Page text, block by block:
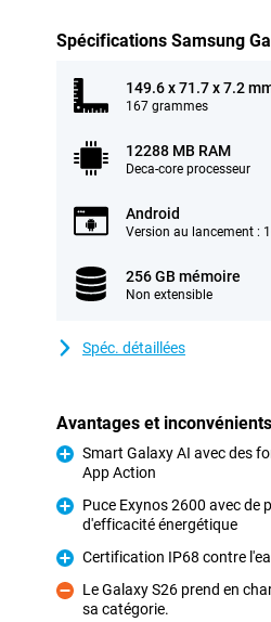
Spécifications Samsung
149.6 x 71.7 x 7.2
167 grammes
12288 MB RAM
Deca-core processeur
Android
Version au lancement :
256 GB mémoire
Non extensible
Spéc. détaillées
Avantages et
Pour
Smart Galaxy AI avec des
App Action
Pour
Puce Exynos 2600 avec de
d'efficacité énergétique
Pour
Certification IP68 contre
Contre
Le Galaxy S26 prend en
sa catégorie.